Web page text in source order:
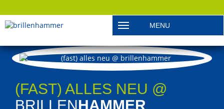
Toggle navigation
MENU
(FAST) ALLES NEU @
BRILLENHAMMER